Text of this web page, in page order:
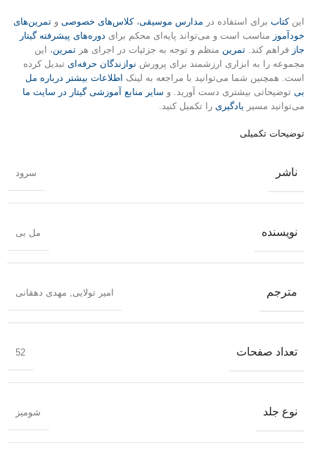
اینکتاب برای استفاده در مدارس موسیقی،کلاس‌های خصوصی و تمرین‌های
خودآموز مناسب است و می‌تواند پایه‌ای محکم برای دوره‌های پیشرفته گیتار
جاز فراهم کند. تمرین منظم و توجه به جزئیات در اجرای هر تمرین، این
مجموعه را به ابزاری ارزشمند برای پرورش نوازندگان حرفه‌ای تبدیل کرده
است. همچنین شما می‌توانید با مراجعه به لینک اطلاعات بیشتر درباره مل
بی توضیحاتی بیشتری دست آورید. و سایر منابع آموزشی گیتار در سایت ما
می‌توانید مسیر یادگیری را تکمیل کنید.
توضیحات تکمیلی
ناشر سرود
نویسنده مل بی
مترجم امیر تولایی مهدی دهقانی
تعداد صفحات 52
نوع جلد شومیز